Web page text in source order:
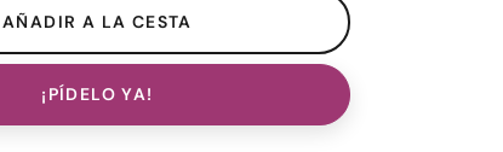
¡PÍDELO YA!